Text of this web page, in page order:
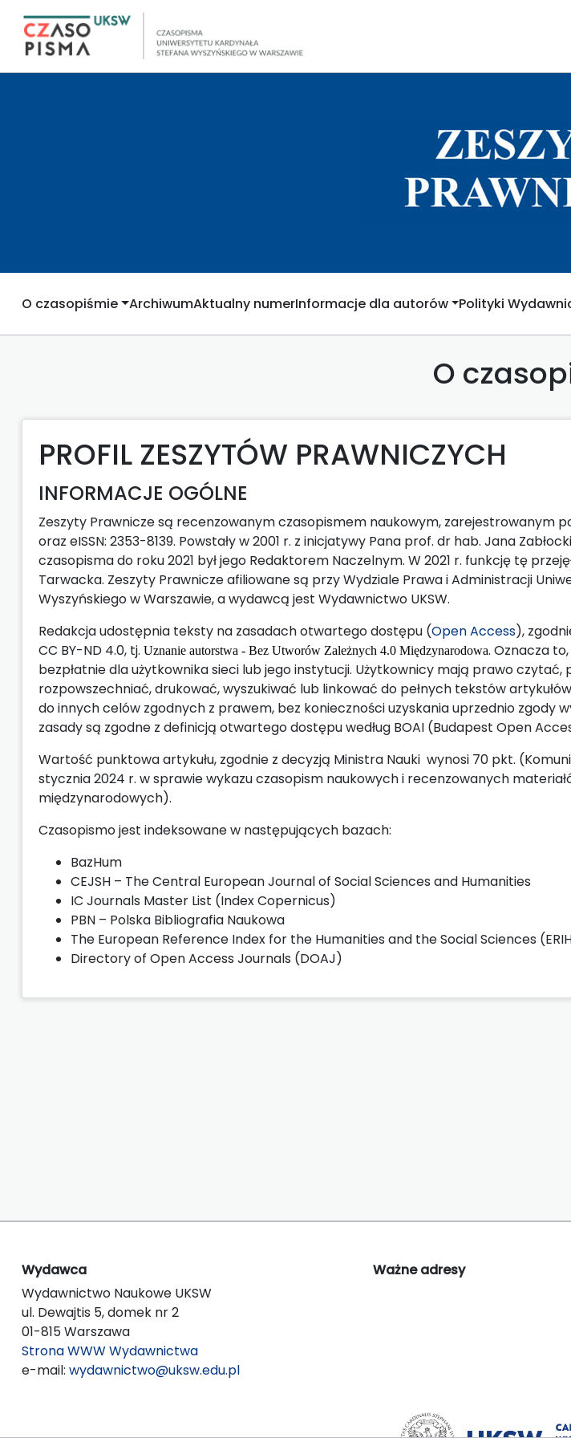
O czasopiśmie ArchiwumAktualny numerInformacje dla autorów Polityki
O
PROFIL ZESZYTÓW PRAWNICZYCH
INFORMACJE OGÓLNE
Zeszyty Prawnicze są recenzowanym czasopismem naukowym, zarejestrowanym
oraz eISSN: 2353-8139. Powstały w 2001 r. z inicjatywy Pana prof. dr hab. Jana
czasopisma do roku 2021 był jego Redaktorem Naczelnym. W 2021 r. funkcję tę
Tarwacka. Zeszyty Prawnicze afiliowane są przy Wydziale Prawa i Administracji
Wyszyńskiego w Warszawie, a wydawcą jest Wydawnictwo UKSW.
Redakcja udostępnia teksty na zasadach otwartego dostępu (Open Access),
CC BY-ND 4.0, tj. Uznanie autorstwa - Bez Utworów Zależnych 4.0 Międzynarodowa. Oznacza
bezpłatnie dla użytkownika sieci lub jego instytucji. Użytkownicy mają prawo czytać,
rozpowszechniać, drukować, wyszukiwać lub linkować do pełnych tekstów
do innych celów zgodnych z prawem, bez konieczności uzyskania uprzednio zgody
zasady są zgodne z definicją otwartego dostępu według BOAI (Budapest Open
Wartość punktowa artykułu, zgodnie z decyzją Ministra Nauki wynosi 70 pkt.
stycznia 2024 r. w sprawie wykazu czasopism naukowych i recenzowanych
międzynarodowych).
Czasopismo jest indeksowane w następujących bazach:
BazHum
CEJSH – The Central European Journal of Social Sciences and Humanities
IC Journals Master List (Index Copernicus)
PBN – Polska Bibliografia Naukowa
The European Reference Index for the Humanities and the Social Sciences
Directory of Open Access Journals (DOAJ)
Wydawca
Wydawnictwo Naukowe UKSW
ul. Dewajtis 5, domek nr 2
01-815 Warszawa
Strona WWW Wydawnictwa
e-mail: wydawnictwo@uksw.edu.pl
Ważne adresy